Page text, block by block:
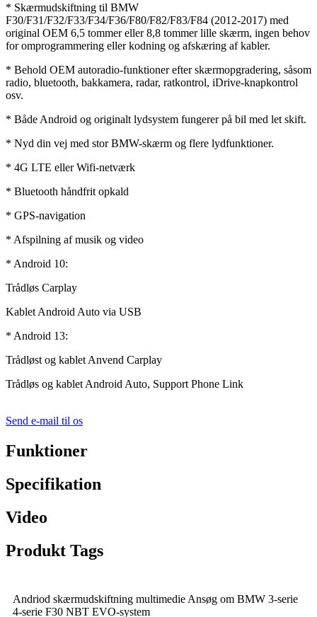
* Skærmudskiftning til BMW
F30/F31/F32/F33/F34/F36/F80/F82/F83/F84 (2012-2017) med
original OEM 6,5 tommer eller 8,8 tommer lille skærm, ingen behov
for omprogrammering eller kodning og afskæring af kabler.
* Behold OEM autoradio-funktioner efter skærmopgradering, såsom
radio, bluetooth, bakkamera, radar, ratkontrol, iDrive-knapkontrol
osv.
* Både Android og originalt lydsystem fungerer på bil med let skift.
* Nyd din vej med stor BMW-skærm og flere lydfunktioner.
* 4G LTE eller Wifi-netværk
* Bluetooth håndfrit opkald
* GPS-navigation
* Afspilning af musik og video
* Android 10:
Trådløs Carplay
Kablet Android Auto via USB
* Android 13:
Trådløst og kablet Anvend Carplay
Trådløs og kablet Android Auto, Support Phone Link
Send e-mail til os
Funktioner
Specifikation
Video
Produkt Tags
Andriod skærmudskiftning multimedie Ansøg om BMW 3-serie
4-serie F30 NBT EVO-system